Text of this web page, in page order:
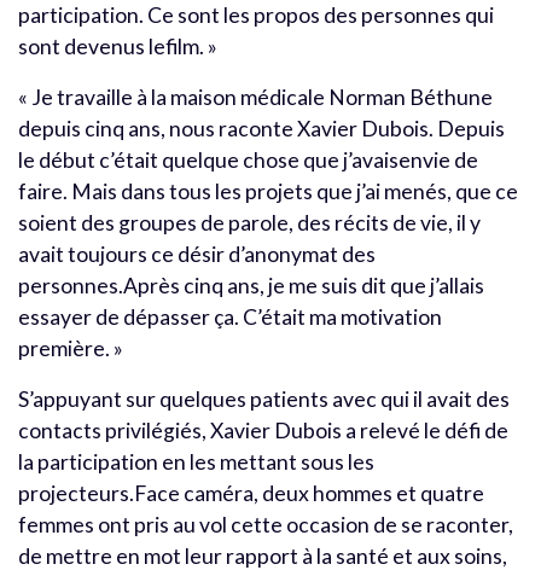
participation. Ce sont les propos des personnes qui
sont devenus lefilm. »
« Je travaille à la maison médicale Norman Béthune
depuis cinq ans, nous raconte Xavier Dubois. Depuis
le début c’était quelque chose que j’avaisenvie de
faire. Mais dans tous les projets que j’ai menés, que ce
soient des groupes de parole, des récits de vie, il y
avait toujours ce désir d’anonymat des
personnes.Après cinq ans, je me suis dit que j’allais
essayer de dépasser ça. C’était ma motivation
première. »
S’appuyant sur quelques patients avec qui il avait des
contacts privilégiés, Xavier Dubois a relevé le défi de
la participation en les mettant sous les
projecteurs.Face caméra, deux hommes et quatre
femmes ont pris au vol cette occasion de se raconter,
de mettre en mot leur rapport à la santé et aux soins,